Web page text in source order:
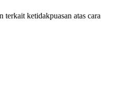
ketidakpuasan atas cara